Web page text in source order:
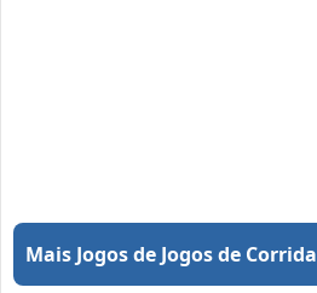
Mais Jogos de Jogos de Corrida